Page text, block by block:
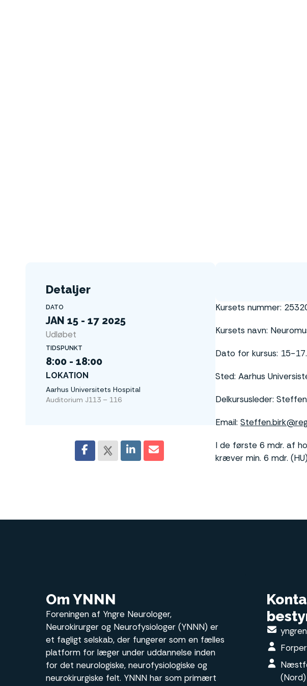
Detaljer
DATO
JAN 15 - 17 2025
Udløbet
TIDSPUNKT
8:00 - 18:00
LOKATION
Aarhus Universitets Hospital
Auditorium J113 – 116
Kursets nummer:
Kursets navn:
Dato for kursus: 15-
Sted: Aarhus
Delkursusleder:
Email:
I de første 6 mdr. af
kræver min. 6 mdr.
Om YNNN
Foreningen af Yngre Neurologer,
Neurokirurger og Neurofysiologer (YNNN) er
et fagligt selskab, der fungerer som en fælles
platform for læger under uddannelse inden
for det neurologiske, neurofysiologiske og
neurokirurgiske felt. YNNN har som primært
(Nord)